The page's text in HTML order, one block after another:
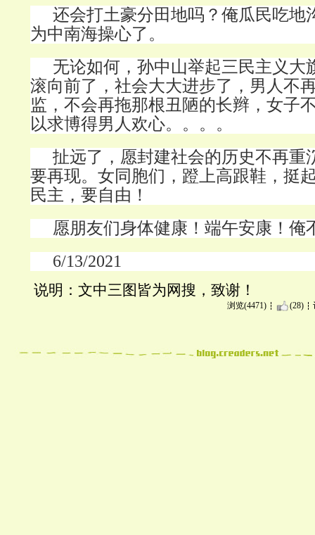
还会打土豪分田地吗？俺瓜民吃地
为中南海操心了。
无论如何，孙中山举起三民主义大
滚向前了，社会大大进步了，男人不
监，不会再拖那根丑陋的长辫，女子
以求博得男人欢心。。。。
扯远了，愿封建社会的历史不再重
要再现。女同胞们，蹬上高跟鞋，挺
民主，要自由！
愿朋友们身体健康！端午安康！俺
6/13/2021
说明：文中三图皆为网搜，致谢！
浏览(4471) (28)